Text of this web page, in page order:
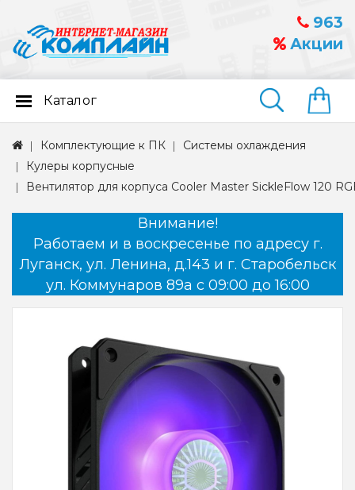
963
Акции
Найти
Каталог
Комплектующие к ПК
Системы охлаждения
Кулеры корпусные
Вентилятор для корпуса Cooler Master SickleFlow 120
Внимание!
Работаем и в воскресенье по адресу г.
Луганск, ул. Ленина, д.143 и г. Старобельск
ул. Коммунаров 89а с 09:00 до 16:00